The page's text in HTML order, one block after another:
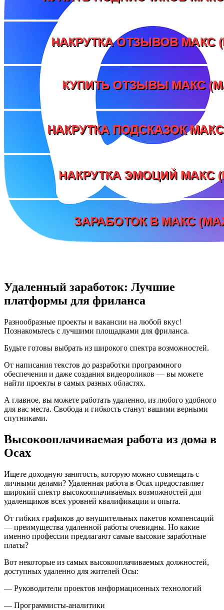
Удаленный заработок: Лучшие
платформы для фриланса
Разнообразные проекты и вакансии на любой вкус!
Познакомьтесь с лучшими площадками для фриланса.
Будьте готовы выбрать из широкого спектра возможностей.
От написания текстов до разработки программного
обеспечения и даже создания видеороликов — вы можете
найти проекты в самых разных областях.
А главное, вы можете работать удаленно, из любого удобного
для вас места. Свобода и гибкость станут вашими верными
спутниками.
Высокооплачиваемая работа из дома в
Осах
Ищете доходную занятость, которую можно совмещать с
личными делами? Удаленная работа в Осах предоставляет
широкий спектр высокооплачиваемых возможностей для
удаленщиков всех уровней квалификации и опыта.
От гибких графиков до внушительных пакетов компенсаций
— преимущества удаленной работы очевидны. Но какие
именно профессии предлагают самые высокие заработные
платы?
Вот некоторые из самых высокооплачиваемых должностей,
доступных удаленно для жителей Осы:
— Руководители проектов информационных технологий
— Программисты-аналитики